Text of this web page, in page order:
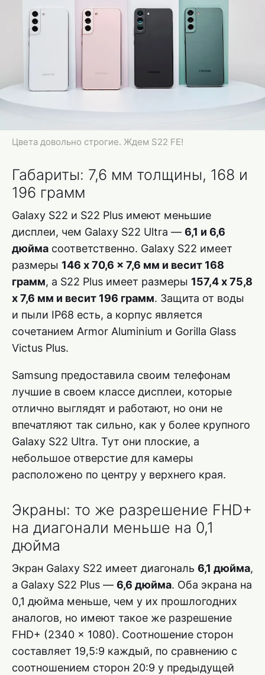
Цвета довольно строгие. Ждем S22 FE!
Габариты: 7,6 мм толщины, 168 и
196 грамм
Galaxy S22 и S22 Plus имеют меньшие
дисплеи, чем Galaxy S22 Ultra — 6,1 и 6,6
дюйма соответственно. Galaxy S22 имеет
размеры 146 x 70,6 x 7,6 мм и весит 168
грамм, а S22 Plus имеет размеры 157,4 x 75,8
x 7,6 мм и весит 196 грамм. Защита от воды
и пыли IP68 есть, а корпус является
сочетанием Armor Aluminium и Gorilla Glass
Victus Plus.
Samsung предоставила своим телефонам
лучшие в своем классе дисплеи, которые
отлично выглядят и работают, но они не
впечатляют так сильно, как у более крупного
Galaxy S22 Ultra. Тут они плоские, а
небольшое отверстие для камеры
расположено по центру у верхнего края.
Экраны: то же разрешение FHD+
на диагонали меньше на 0,1
дюйма
Экран Galaxy S22 имеет диагональ 6,1 дюйма,
а Galaxy S22 Plus — 6,6 дюйма. Оба экрана на
0,1 дюйма меньше, чем у их прошлогодних
аналогов, но имеют такое же разрешение
FHD+ (2340 x 1080). Соотношение сторон
составляет 19,5:9 каждый, по сравнению с
соотношением сторон 20:9 у предыдущей